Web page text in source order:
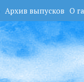
Архив выпусков О